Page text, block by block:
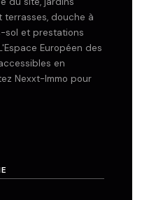
terrasses, douche à
sol et prestations
Européen des
en
Nexxt-Immo pour